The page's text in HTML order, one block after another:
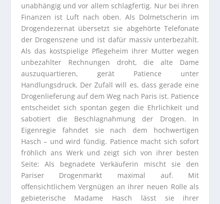
unabhängig und vor allem schlagfertig. Nur bei ihren
Finanzen ist Luft nach oben. Als Dolmetscherin im
Drogendezernat übersetzt sie abgehörte Telefonate
der Drogenszene und ist dafür massiv unterbezahlt.
Als das kostspielige Pflegeheim ihrer Mutter wegen
unbezahlter Rechnungen droht, die alte Dame
auszuquartieren, gerät Patience unter
Handlungsdruck. Der Zufall will es, dass gerade eine
Drogenlieferung auf dem Weg nach Paris ist. Patience
entscheidet sich spontan gegen die Ehrlichkeit und
sabotiert die Beschlagnahmung der Drogen. In
Eigenregie fahndet sie nach dem hochwertigen
Hasch – und wird fündig. Patience macht sich sofort
fröhlich ans Werk und zeigt sich von ihrer besten
Seite: Als begnadete Verkäuferin mischt sie den
Pariser Drogenmarkt maximal auf. Mit
offensichtlichem Vergnügen an ihrer neuen Rolle als
gebieterische Madame Hasch lässt sie ihrer